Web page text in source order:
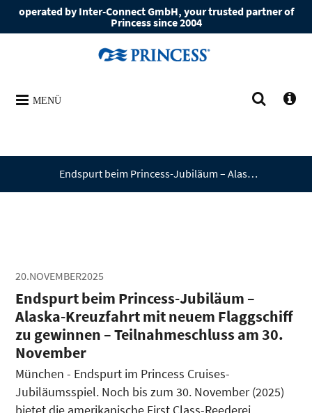
operated by Inter-Connect GmbH, your trusted partner of
Princess since 2004
MENÜ
Endspurt beim Princess-Jubiläum – Alaska-Kreuzfahrt mit neuem Flaggschiff zu gewinnen – Teilnahmeschluss am 30. November
20.NOVEMBER2025
Endspurt beim Princess-Jubiläum –
Alaska-Kreuzfahrt mit neuem Flaggschiff
zu gewinnen – Teilnahmeschluss am 30.
November
München - Endspurt im Princess Cruises-
Jubiläumsspiel. Noch bis zum 30. November (2025)
bietet die amerikanische First Class-Reederei